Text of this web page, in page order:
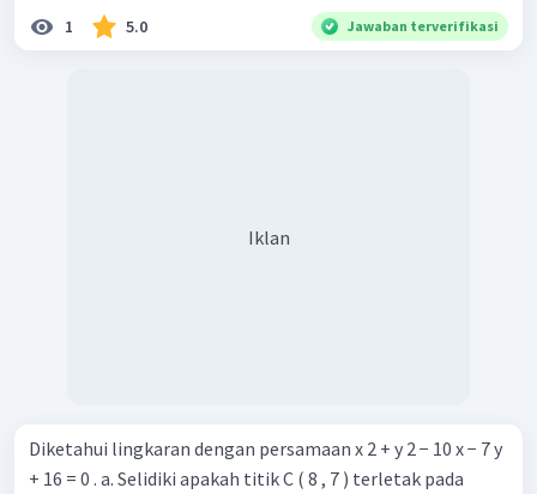
1 5.0 Jawaban terverifikasi
Iklan
Diketahui lingkaran dengan persamaan x 2 + y 2 − 10 x − 7 y
+ 16 = 0 . a. Selidiki apakah titik C ( 8 , 7 ) terletak pada